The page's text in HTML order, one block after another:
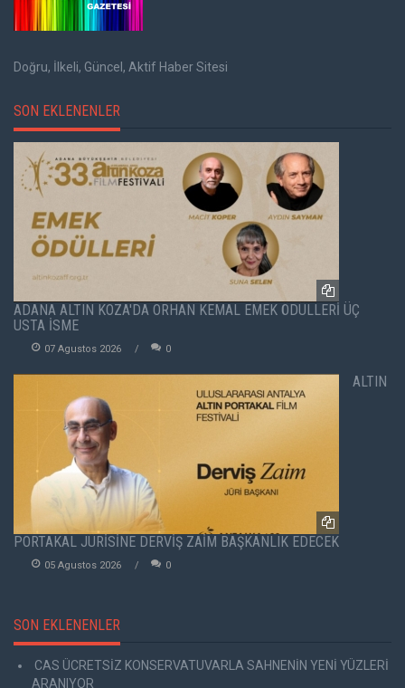
Doğru, İlkeli, Güncel, Aktif Haber Sitesi
SON EKLENENLER
ADANA ALTIN KOZA'DA ORHAN KEMAL EMEK ÖDÜLLERİ ÜÇ
USTA İSME
07 Agustos 2026 0
ALTIN
PORTAKAL JÜRİSİNE DERVİŞ ZAİM BAŞKANLIK EDECEK
05 Agustos 2026 0
SON EKLENENLER
CAS ÜCRETSİZ KONSERVATUVARLA SAHNENİN YENİ YÜZLERİ
ARANIYOR